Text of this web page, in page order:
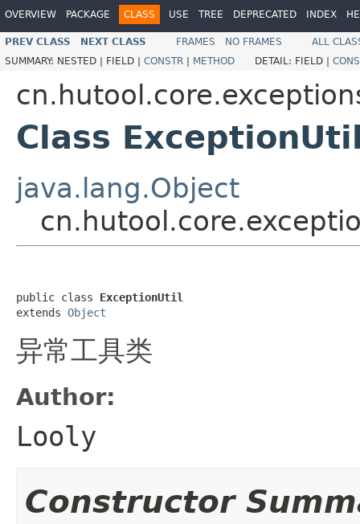
OVERVIEW PACKAGE CLASS USE TREE DEPRECATED INDEX
PREV CLASS NEXT CLASS FRAMES NO FRAMES
ALL
SUMMARY: NESTED | FIELD | CONSTR | METHOD DETAIL: FIELD |
Class
java.lang.Object
public class ExceptionUtil
extends Object
异常工具类
Author:
Looly
Constructor